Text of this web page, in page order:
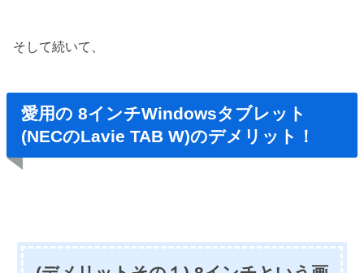
そして続いて、
愛用の 8インチWindowsタブレット
(NECのLavie TAB W)のデメリット！